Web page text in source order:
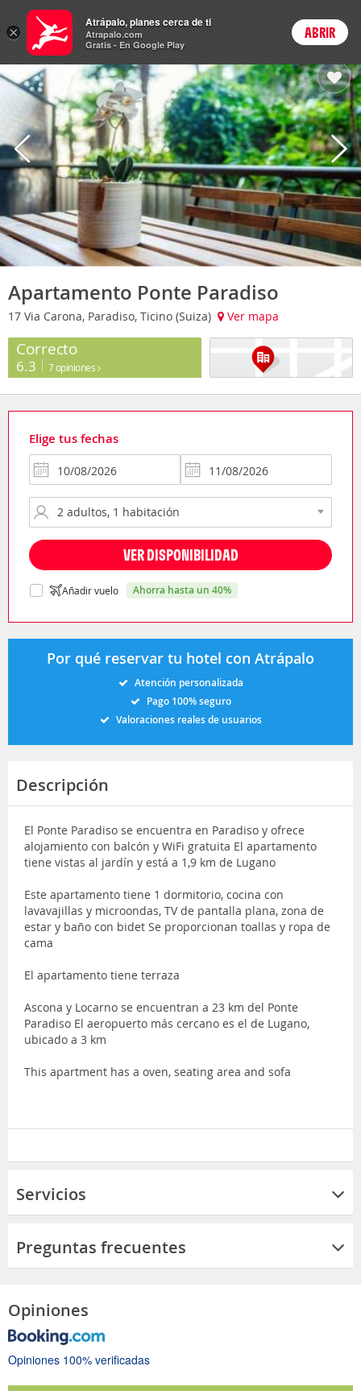
Hoteles Login
Apartamento Ponte Paradiso
17 Via Carona, Paradiso, Ticino (Suiza) Ver mapa
Correcto
6.3 7 opiniones
Elige tus fechas
VER DISPONIBILIDAD
Añadir vuelo ahorra hasta un 40%
Por qué reservar tu hotel con Atrápalo
Atención personalizada
Pago 100% seguro
Valoraciones reales de usuarios
Descripción
El Ponte Paradiso se encuentra en Paradiso y ofrece
alojamiento con balcón y WiFi gratuita El apartamento
tiene vistas al jardín y está a 1,9 km de Lugano
Este apartamento tiene 1 dormitorio, cocina con
lavavajillas y microondas, TV de pantalla plana, zona de
estar y baño con bidet Se proporcionan toallas y ropa de
cama
El apartamento tiene terraza
Ascona y Locarno se encuentran a 23 km del Ponte
Paradiso El aeropuerto más cercano es el de Lugano,
ubicado a 3 km
This apartment has a oven, seating area and sofa
Servicios
Preguntas frecuentes
Opiniones
Opiniones 100% verificadas
×
Atrápalo, planes cerca de ti
Atrapalo.com
Gratis - En Google Play
ABRIR